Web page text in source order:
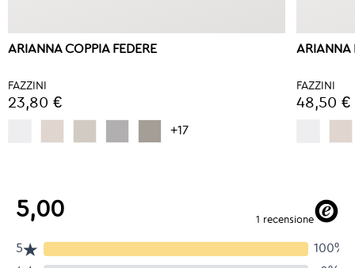
ARIANNA COPPIA FEDERE
FAZZINI
23,80 €
+17
ARIANNA
FAZZINI
48,50 €